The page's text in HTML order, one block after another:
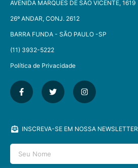
AVENIDA MARQUES DE SÃO VICENTE, 1619
26º ANDAR, CONJ. 2612
BARRA FUNDA - SÃO PAULO -SP​
(11) 3932-5222
Política de Privacidade
INSCREVA-SE EM NOSSA NEWSLETTER